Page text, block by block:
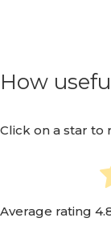
How
Click on a star to
Average rating